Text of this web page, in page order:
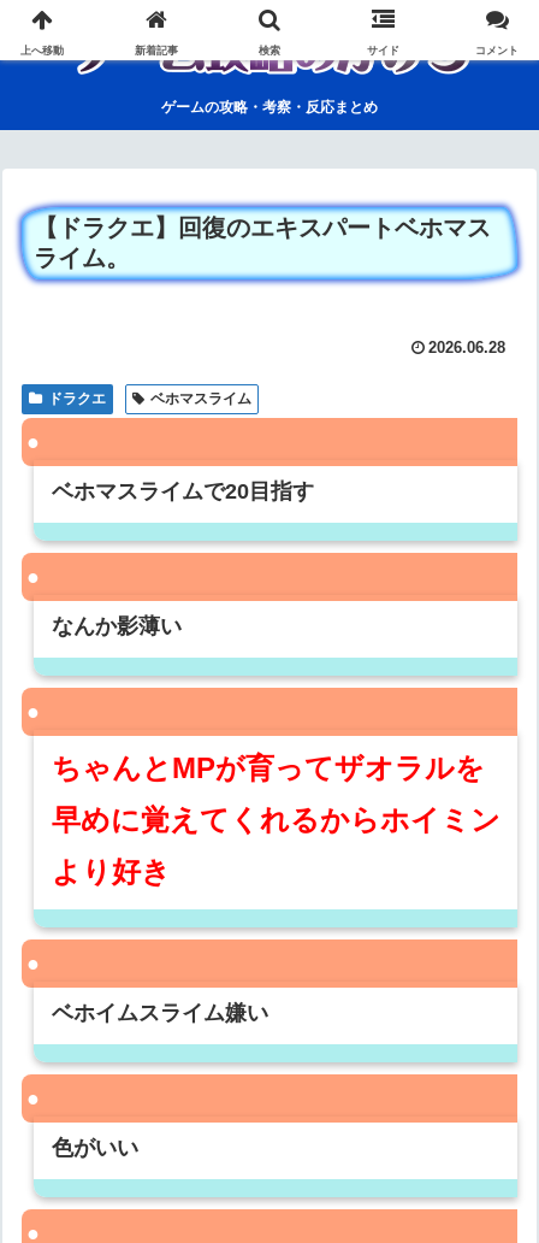
ゲームの攻略・考察・反応まとめ
【ドラクエ】回復のエキスパートベホマス
ライム。
2026.06.28
ドラクエ ベホマスライム
ベホマスライムで20目指す
なんか影薄い
ちゃんとMPが育ってザオラルを
早めに覚えてくれるからホイミン
より好き
ベホイムスライム嫌い
色がいい
上へ移動 新着記事 検索 サイド コメント